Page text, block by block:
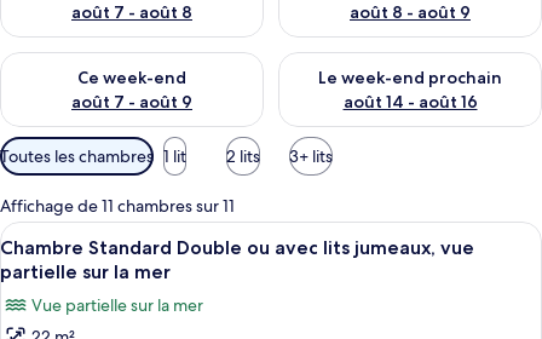
août 7 - août 8
août 8 - août 9
Ce week-end
août 7 - août 9
Vérifier la disponibilité pour ce week-end août 7 - août 9
Le week-end prochain
août 14 - août 16
Vérifier la disponibilité pour
Filtres
disponibles
pour
les
chambres
Toutes les chambres 1 lit 2 lits 3+ lits
Affichage de 11 chambres sur 11
Afficher
toutes
les
photos
Une chambre d’hôtel comprenant
5
Chambre Standard Double ou avec lits jumeaux, vue
partielle sur la mer
Vue partielle sur la mer